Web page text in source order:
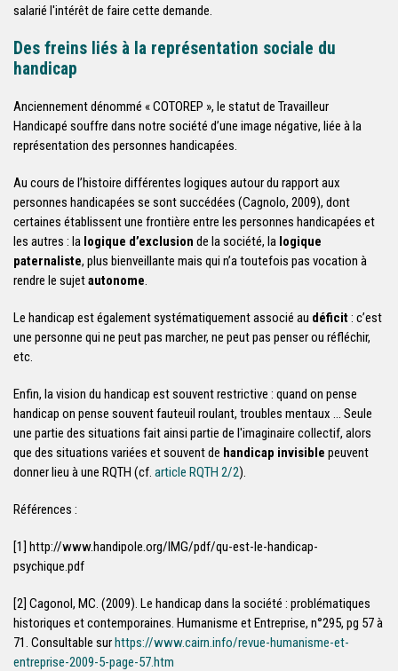
salarié l'intérêt de faire cette demande.
Des freins liés à la représentation sociale du
handicap
Anciennement dénommé « COTOREP », le statut de Travailleur
Handicapé souffre dans notre société d’une image négative, liée à la
représentation des personnes handicapées.
Au cours de l’histoire différentes logiques autour du rapport aux
personnes handicapées se sont succédées (Cagnolo, 2009), dont
certaines établissent une frontière entre les personnes handicapées et
les autres : la logique d’exclusion de la société, la logique
paternaliste, plus bienveillante mais qui n’a toutefois pas vocation à
rendre le sujetautonome.
Le handicap est également systématiquement associé au déficit: c’est
une personne qui ne peut pas marcher, ne peut pas penser ou réfléchir,
etc.
Enfin, la vision du handicap est souvent restrictive : quand on pense
handicap on pense souvent fauteuil roulant, troubles mentaux ... Seule
une partie des situations fait ainsi partie de l'imaginaire collectif, alors
que des situations variées et souvent de handicap invisible peuvent
donner lieu à une RQTH (cf. article RQTH 2/2).
Références :
[1] http://www.handipole.org/IMG/pdf/qu-est-le-handicap-
psychique.pdf
[2] Cagonol, MC. (2009). Le handicap dans la société : problématiques
historiques et contemporaines. Humanisme et Entreprise, n°295, pg 57 à
71. Consultable surhttps://www.cairn.info/revue-humanisme-et-
entreprise-2009-5-page-57.htm